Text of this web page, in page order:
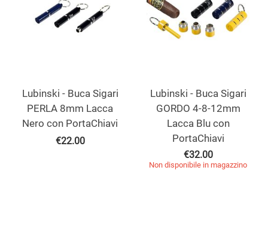
Lubinski - Buca Sigari
PERLA 8mm Lacca
Nero con PortaChiavi
€22.00
Lubinski - Buca Sigari
GORDO 4-8-12mm
Lacca Blu con
PortaChiavi
€32.00
Non disponibile in magazzino